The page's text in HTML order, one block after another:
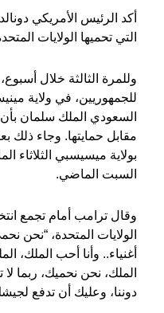
أكد الرئيس الأمريكي
التي تحميها الولايات
وللمرة الثالثة خلال
للجمهوريين، في ولاية
السعودي الملك سلمان بأن
مقابل حمايتها. وجاء ذلك
بولاية ميسيسبي الثلاثاء
السبت الماضي.
وقال ترامب أمام تجمع
الولايات المتحدة، “نحن
أغنياء.. وأنا أحب الملك،
الملك، نحن نحميك، ربما
دوننا، وعليك أن تدفع